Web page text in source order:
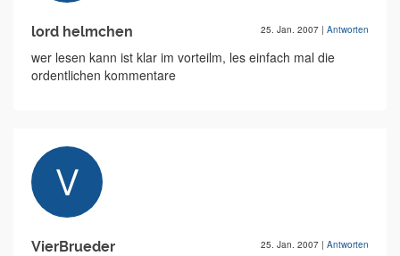
lord helmchen 25. Jan. 2007 | Antworten
wer lesen kann ist klar im vorteilm, les einfach mal die
ordentlichen kommentare
VierBrueder 25. Jan. 2007 | Antworten